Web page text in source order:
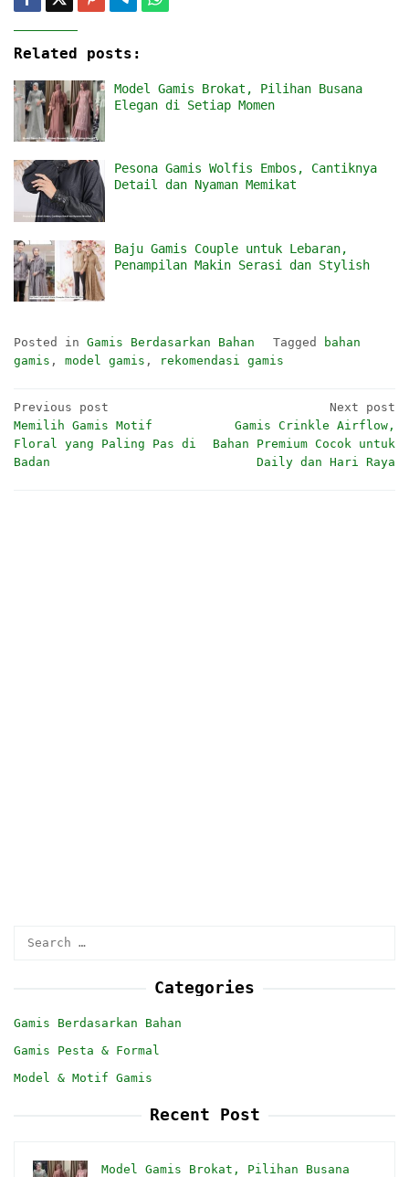
Related posts:
Model Gamis Brokat, Pilihan Busana
Elegan di Setiap Momen
Pesona Gamis Wolfis Embos, Cantiknya
Detail dan Nyaman Memikat
Baju Gamis Couple untuk Lebaran,
Penampilan Makin Serasi dan Stylish
Posted in Gamis Berdasarkan Bahan Tagged
bahan
gamis , model gamis , rekomendasi gamis
Post
navigation
Previous post
Memilih Gamis Motif
Floral yang Paling Pas di
Badan
Next post
Gamis Crinkle Airflow,
Bahan Premium Cocok untuk
Daily dan Hari Raya
Categories
Gamis Berdasarkan Bahan
Gamis Pesta & Formal
Model & Motif Gamis
Recent Post
Model Gamis Brokat, Pilihan Busana